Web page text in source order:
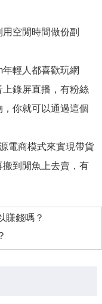
空閒時間做份副
輕人都喜歡玩網
錄屏直播，有粉絲
你就可以通過這個
電商模式來實現帶貨
到閒魚上去賣，有
賺錢嗎？